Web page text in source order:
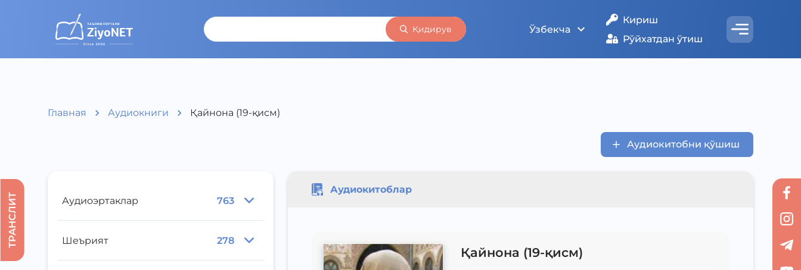
Қидирув Ўзбекча
Кириш
Рўйхатдан ўтиш
Главная Аудиокниги Қайнона (19-қисм)
Аудиокитобни қўшиш
Аудиоэртаклар 763
Шеърият 278
Аудиокитоблар
Қайнона (19-қисм)
ТРАНСЛИТ